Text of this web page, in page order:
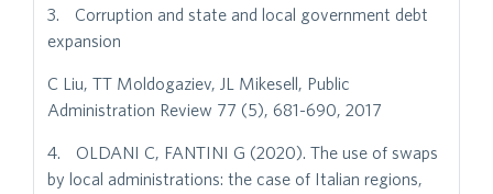
3. Corruption and state and local government debt
expansion
C Liu, TT Moldogaziev, JL Mikesell, Public
Administration Review 77 (5), 681-690, 2017
4. OLDANI C, FANTINI G (2020). The use of swaps
by local administrations: the case of Italian regions,